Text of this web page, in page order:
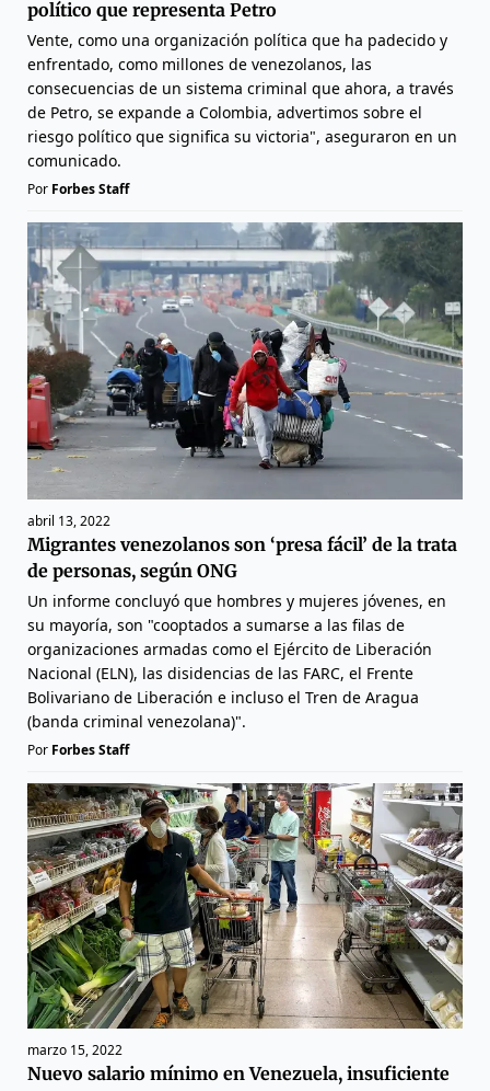
político que representa Petro
Vente, como una organización política que ha padecido y
enfrentado, como millones de venezolanos, las
consecuencias de un sistema criminal que ahora, a través
de Petro, se expande a Colombia, advertimos sobre el
riesgo político que significa su victoria", aseguraron en un
comunicado.
Por Forbes Staff
abril 13, 2022
Migrantes venezolanos son ‘presa fácil’ de la trata
de personas, según ONG
Un informe concluyó que hombres y mujeres jóvenes, en
su mayoría, son "cooptados a sumarse a las filas de
organizaciones armadas como el Ejército de Liberación
Nacional (ELN), las disidencias de las FARC, el Frente
Bolivariano de Liberación e incluso el Tren de Aragua
(banda criminal venezolana)".
Por Forbes Staff
marzo 15, 2022
Nuevo salario mínimo en Venezuela, insuficiente